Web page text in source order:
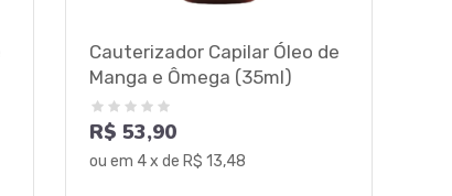
Cauterizador Capilar Óleo de
Manga e Ômega (35ml)
R$ 53,90
ou em 4x de R$ 13,48